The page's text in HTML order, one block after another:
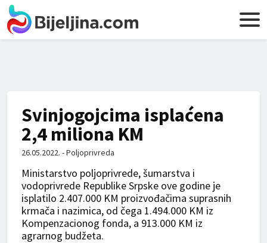
Svinjogojcima isplaćena
2,4 miliona KM
26.05.2022. - Poljoprivreda
Ministarstvo poljoprivrede, šumarstva i
vodoprivrede Republike Srpske ove godine je
isplatilo 2.407.000 KM proizvođačima suprasnih
krmača i nazimica, od čega 1.494.000 KM iz
Kompenzacionog fonda, a 913.000 KM iz
agrarnog budžeta.